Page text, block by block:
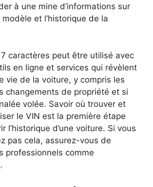
à une mine d’informations sur
et l’historique de la
caractères peut être utilisé avec
en ligne et services qui révèlent
vie de la voiture, y compris les
changements de propriété et si
volée. Savoir où trouver et
le VIN est la première étape
l’historique d’une voiture. Si vous
pas cela, assurez-vous de
professionnels comme
.